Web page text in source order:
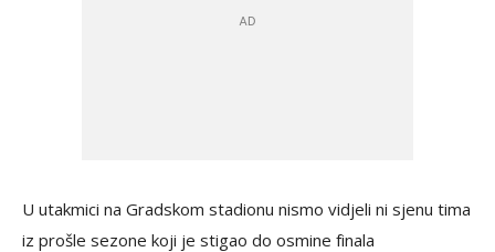
U utakmici na Gradskom stadionu nismo vidjeli ni sjenu tima
iz prošle sezone koji je stigao do osmine finala